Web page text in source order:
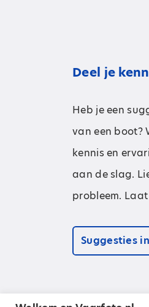
Deel je
Heb je een
van een boot?
kennis en
aan de slag.
probleem.
Suggesties